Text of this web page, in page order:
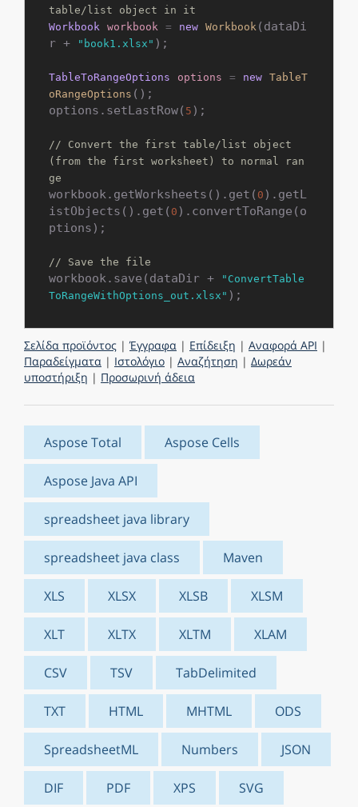
table/list object in it
Workbook
workbook = new Workbook (dataDi
r +
"book1.xlsx" );
TableToRangeOptions options = new TableT
oRangeOptions ();
options.setLastRow( 5 );
// Convert the first table/list object
(from the first worksheet) to normal ran
ge
workbook.getWorksheets().get( 0 ).getL
istObjects().get( 0 ).convertToRange(o
ptions);
// Save the file
workbook.save(dataDir +
"ConvertTable
ToRangeWithOptions_out.xlsx"
Σελίδα προϊόντος |Έγγραφα | Επίδειξη | Αναφορά API |
Παραδείγματα | Ιστολόγιο | Αναζήτηση | Δωρεάν
υποστήριξη | Προσωρινή άδεια
Aspose Total Aspose Cells
Aspose Java API
spreadsheet java library
spreadsheet java class Maven
XLS XLSX XLSB XLSM
XLT XLTX XLTM XLAM
CSV TSV TabDelimited
TXT HTML MHTML ODS
SpreadsheetML Numbers JSON
DIF PDF XPS SVG